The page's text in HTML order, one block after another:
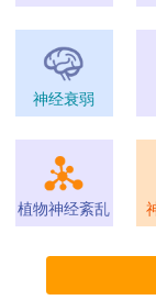
神经衰弱
植物神经紊乱